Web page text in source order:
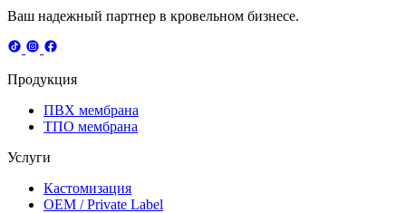
Ваш надежный партнер в кровельном бизнесе.
Продукция
ПВХ мембрана
ТПО мембрана
Услуги
Кастомизация
OEM / Private Label